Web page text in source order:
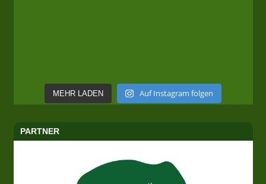
MEHR LADEN Auf Instagram folgen
PARTNER